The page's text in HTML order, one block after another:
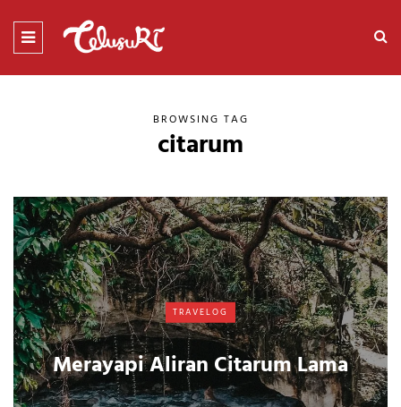
BROWSING TAG
citarum
TRAVELOG
Merayapi Aliran Citarum Lama